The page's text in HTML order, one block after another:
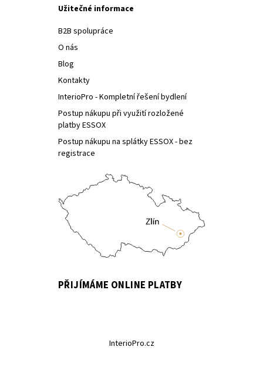
Užitečné informace
B2B spolupráce
O nás
Blog
Kontakty
InterioPro - Kompletní řešení bydlení
Postup nákupu při využití rozložené
platby ESSOX
Postup nákupu na splátky ESSOX - bez
registrace
PŘIJÍMÁME ONLINE PLATBY
InterioPro.cz